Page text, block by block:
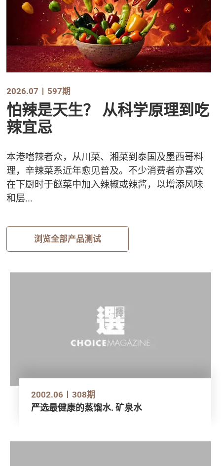
2026.07 597期
怕辣是天生？ 从科学原理到吃
辣宜忌
本港嗜辣者众，从川菜、湘菜到泰国及墨西哥料
理，辛辣菜系近年愈见普及。不少消费者亦喜欢
在下厨时于餸菜中加入辣椒或辣酱，以增添风味
和层...
浏览全部产品测试
2002.06 308期
严选最健康的蒸馏水. 矿泉水